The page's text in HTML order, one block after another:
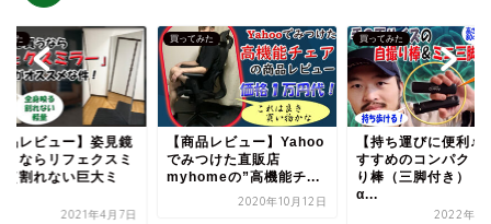
みた
品レビュー】姿見鏡
うならリフェクスミ
（割れない巨大ミ
2021年4月7日
買ってみた
【商品レビュー】Yahoo
でみつけた直販店
myhomeの”高機能チ...
2020年10月12日
買ってみた
【持ち運びに便利♪
すすめのコンパクト
り棒（三脚付き）【
α...
2022年1